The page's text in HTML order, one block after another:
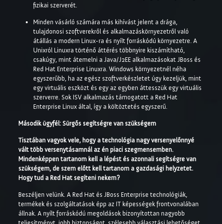
fizikai szerverét.
Minden vásárló számára más kihívást jelent a drága,
tulajdonosi szoftverekről és alkalmazáskörnyezetről való
átállás a modern Linux-ra és nyílt forráskódú környezetre. A
Unixról Linuxra történő áttérés többnyire kiszámítható,
csakúgy, mint átemelni a Java/J2EE alkalmazásokat JBoss és
Red Hat Enterprise Linuxra. Windows környezetnél néha
egyszerűbb, ha az egész szoftverkészletet úgy kezeljük, mint
egy virtuális eszközt és egy az egyben áttesszük egy virtuális
szerverre. Sok ISV alkalmazás támogatott a Red Hat
Enterprise Linux által, így a költöztetés egyszerű.
Második ügyfél: Sürgős segítségre van szükségem
Tisztában vagyok vele, hogy a technológia nagy versenyelőnnyé
vált több versenytásamnál az én piaci szegmensemben.
Mindenképpen tartanom kell a lépést és azonnali segítségre van
szükségem, de szem előtt kell tartanom a gazdasági helyzetet.
Hogy tud a Red Hat segíteni nekem?
Beszéljen velünk. A Red Hat és JBoss Enterprise technológiák,
termékek és szolgáltatások épp az IT képességek frontvonalában
állnak. A nyílt forráskódú megoldások bizonyítottan nagyobb